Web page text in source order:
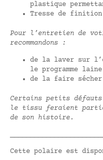
plastique
Tresse de finition
Pour l’entretien de
recommandons :
de la laver sur
le programme
de la faire
Certains petits défauts
le tissu feraient
de son histoire.
Cette polaire est